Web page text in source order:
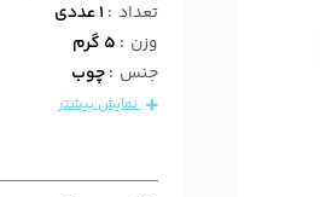
تعداد : 1 عددی
وزن : 5 گرم
جنس :چوب
نمایش بیشتر